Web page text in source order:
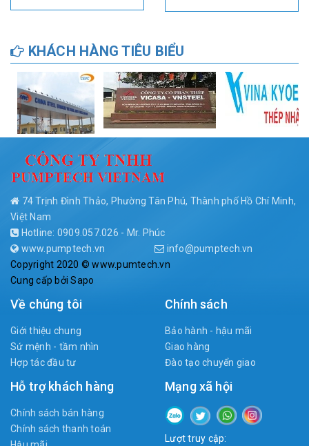
KHÁCH HÀNG TIÊU BIỂU
74 Trịnh Đình Thảo, Phường Tân Phú, Thành phố Hồ Chí Minh,
Việt Nam
Hotline: 0909.057.026 - Mr. Phúc
www.pumptech.vn
info@pumptech.vn
Copyright 2020 © www.pumtech.vn
Cung cấp bởiSapo
Về chúng tôi
Giới thiệu chung
Sứ mệnh - tầm nhìn
Hợp tác đầu tư
Chính sách
Bảo hành - hậu mãi
Giao hàng
Đào tạo chuyển giao
Hỗ trợ khách hàng
Chính sách bán hàng
Chính sách thanh toán
Mạng xã hội
Lượt truy cập: